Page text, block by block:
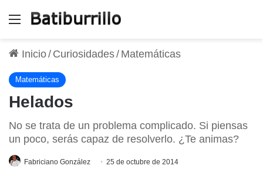
Menú
Inicio/ Curiosidades/ Matemáticas
Matemáticas
Helados
No se trata de un problema complicado. Si piensas
un poco, serás capaz de resolverlo. ¿Te animas?
Fabriciano González 25 de octubre de 2014